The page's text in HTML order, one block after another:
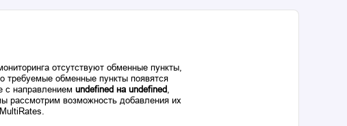
отсутствуют обменные пункты,
требуемые обменные пункты появятся
с направлением undefined на undefined,
рассмотрим возможность добавления их